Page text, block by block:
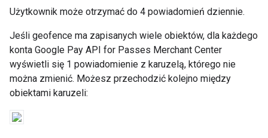
Użytkownik może otrzymać do 4 powiadomień dziennie.
Jeśli geofence ma zapisanych wiele obiektów, dla każdego
konta Google Pay API for Passes Merchant Center
wyświetli się 1 powiadomienie z karuzelą, którego nie
można zmienić. Możesz przechodzić kolejno między
obiektami karuzeli: